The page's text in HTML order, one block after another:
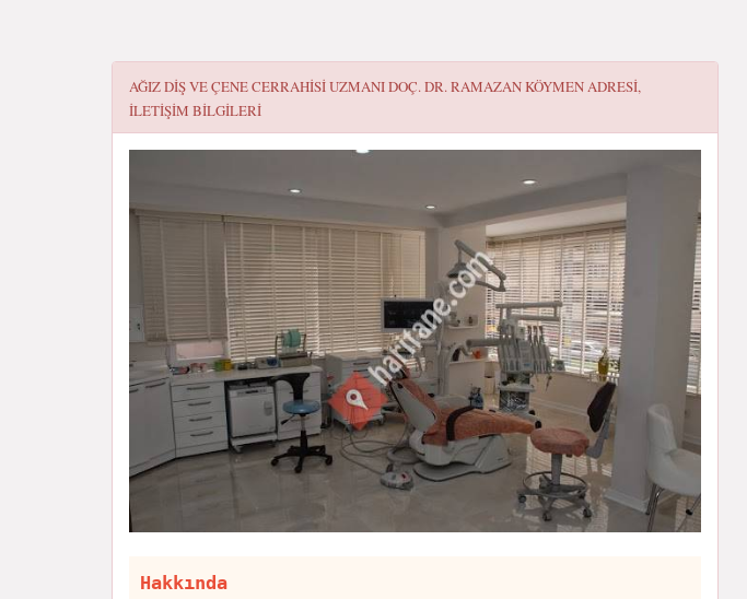
AĞIZ DIŞ VE ÇENE CERRAHISI UZMANI DOÇ. DR. RAMAZAN KÖYMENADRESI,
ILETIŞIM BILGILERI
Hakkında